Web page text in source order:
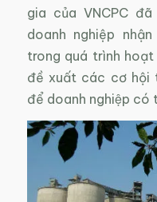
gia của VNCPC
doanh nghiệp
trong quá trình
đề xuất các cơ hội
để doanh nghiệp có